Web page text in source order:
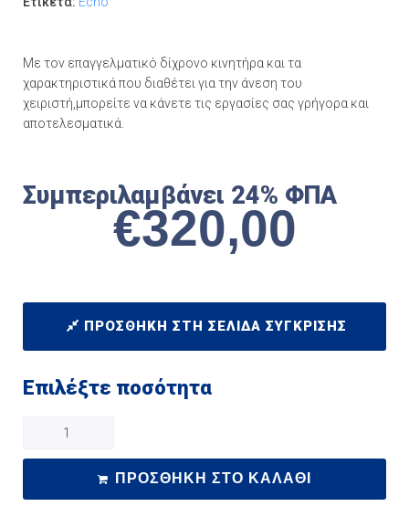
Με τον επαγγελματικό δίχρονο κινητήρα και τα
χαρακτηριστικά που διαθέτει για την άνεση του
χειριστή,μπορείτε να κάνετε τις εργασίες σας γρήγορα και
αποτελεσματικά.
Συμπεριλαμβάνει 24% ΦΠΑ
€320,00
ΠΡΟΣΘΉΚΗ ΣΤΗ ΣΕΛΊΔΑ ΣΎΓΚΡΙΣΗΣ
Επιλέξτε ποσότητα
ΠΡΟΣΘΉΚΗ ΣΤΟ ΚΑΛΆΘΙ